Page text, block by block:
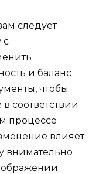
следует
с
и баланс
чтобы
соответствии
процессе
влияет
внимательно